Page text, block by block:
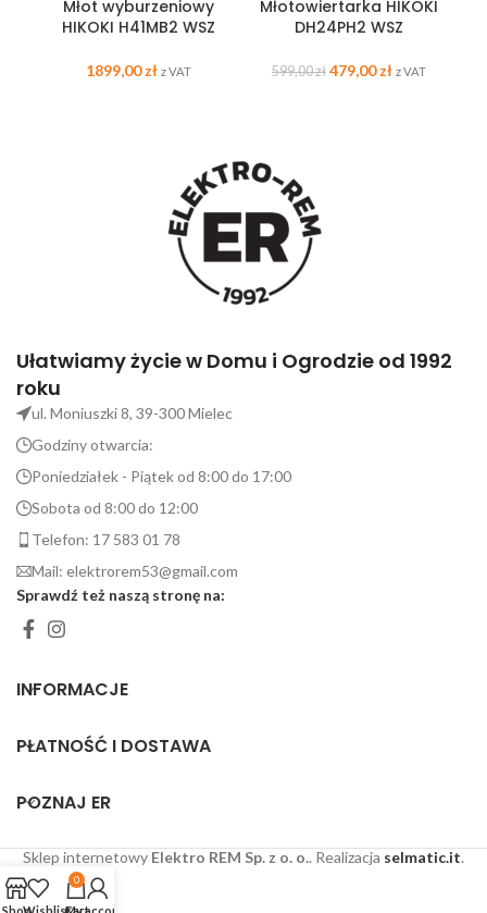
Młot wyburzeniowy
HIKOKI H41MB2 WSZ
1899,00zł z VAT
Młotowiertarka HIKOKI
DH24PH2 WSZ
599,00zł 479,00zł z VAT
Ułatwiamy życie w Domu i Ogrodzie od 1992
roku
ul. Moniuszki 8, 39-300 Mielec
Godziny otwarcia:
Poniedziałek - Piątek od 8:00 do 17:00
Sobota od 8:00 do 12:00
Telefon: 17 583 01 78
Mail: elektrorem53@gmail.com
Sprawdź też naszą stronę na:
INFORMACJE
PŁATNOŚĆ I DOSTAWA
POZNAJ ER
Sklep internetowy Elektro REM Sp. z o. o.. Realizacja selmatic.it.
0